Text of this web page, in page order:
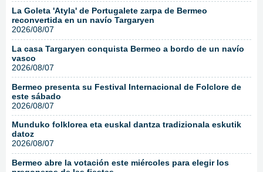
La Goleta 'Atyla' de Portugalete zarpa de Bermeo
reconvertida en un navío Targaryen
2026/08/07
La casa Targaryen conquista Bermeo a bordo de un navío
vasco
2026/08/07
Bermeo presenta su Festival Internacional de Folclore de
este sábado
2026/08/07
Munduko folklorea eta euskal dantza tradizionala eskutik
datoz
2026/08/07
Bermeo abre la votación este miércoles para elegir los